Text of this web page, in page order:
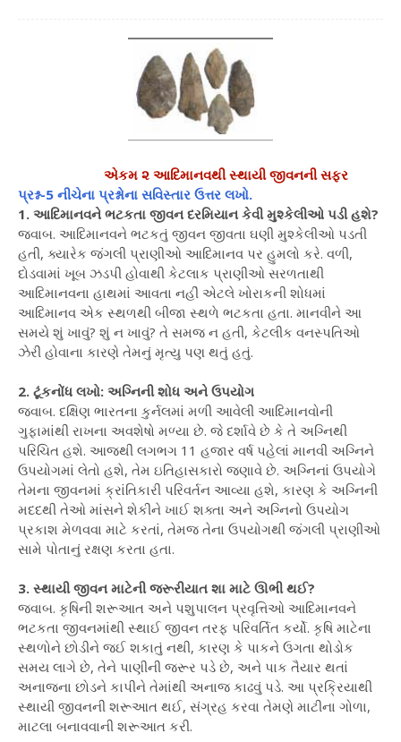
એકમ ૨ આદિમાનવથી સ્થાયી જીવનની સફર
પ્રશ્ન-5 નીચેના પ્રશ્નોના સવિસ્તાર ઉત્તર લખો.
1. આદિમાનવને ભટકતા જીવન દરમિયાન કેવી મુશ્કેલીઓ પડી હશે?
જવાબ. આદિમાનવને ભટકતું જીવન જીવતા ઘણી મુશ્કેલીઓ પડતી
હતી, ક્યારેક જંગલી પ્રાણીઓ આદિમાનવ પર હુમલો કરે. વળી,
દોડવામાં ખૂબ ઝડપી હોવાથી કેટલાક પ્રાણીઓ સરળતાથી
આદિમાનવના હાથમાં આવતા નહીં એટલે ખોરાકની શોધમાં
આદિમાનવ એક સ્થળથી બીજા સ્થળે ભટકતા હતા. માનવીને આ
સમયે શું ખાવું? શું ન ખાવું? તે સમજ ન હતી, કેટલીક વનસ્પતિઓ
ઝેરી હોવાના કારણે તેમનું મૃત્યુ પણ થતું હતું.
2. ટૂંકનોંધ લખો: અગ્નિની શોધ અને ઉપયોગ
જવાબ. દક્ષિણ ભારતના કુર્નલમાં મળી આવેલી આદિમાનવોની
ગુફામાંથી રાખના અવશેષો મળ્યા છે. જે દર્શાવે છે કે તે અગ્નિથી
પરિચિત હશે. આજથી લગભગ 11 હજાર વર્ષ પહેલાં માનવી અગ્નિને
ઉપયોગમાં લેતો હશે, તેમ ઇતિહાસકારો જણાવે છે. અગ્નિનાં ઉપયોગે
તેમના જીવનમાં ક્રાંતિકારી પરિવર્તન આવ્યા હશે, કારણ કે અગ્નિની
મદદથી તેઓ માંસને શેકીને ખાઈ શક્તા અને અગ્નિનો ઉપયોગ
પ્રકાશ મેળવવા માટે કરતાં, તેમજ તેના ઉપયોગથી જંગલી પ્રાણીઓ
સામે પોતાનું રક્ષણ કરતા હતા.
3. સ્થાયી જીવન માટેની જરૂરીયાત શા માટે ઊભી થઈ?
જવાબ. કૃષિની શરૂઆત અને પશુપાલન પ્રવૃત્તિઓ આદિમાનવને
ભટકતા જીવનમાંથી સ્થાઈ જીવન તરફ પરિવર્તિત કર્યો. કૃષિ માટેના
સ્થળોને છોડીને જઈ શકાતું નથી, કારણ કે પાકને ઉગતા થોડોક
સમય લાગે છે, તેને પાણીની જરૂર પડે છે, અને પાક તૈયાર થતાં
અનાજના છોડને કાપીને તેમાંથી અનાજ કાઢવું પડે. આ પ્રક્રિયાથી
સ્થાયી જીવનની શરૂઆત થઈ, સંગ્રહ કરવા તેમણે માટીના ગોળા,
માટલા બનાવવાની શરૂઆત કરી.